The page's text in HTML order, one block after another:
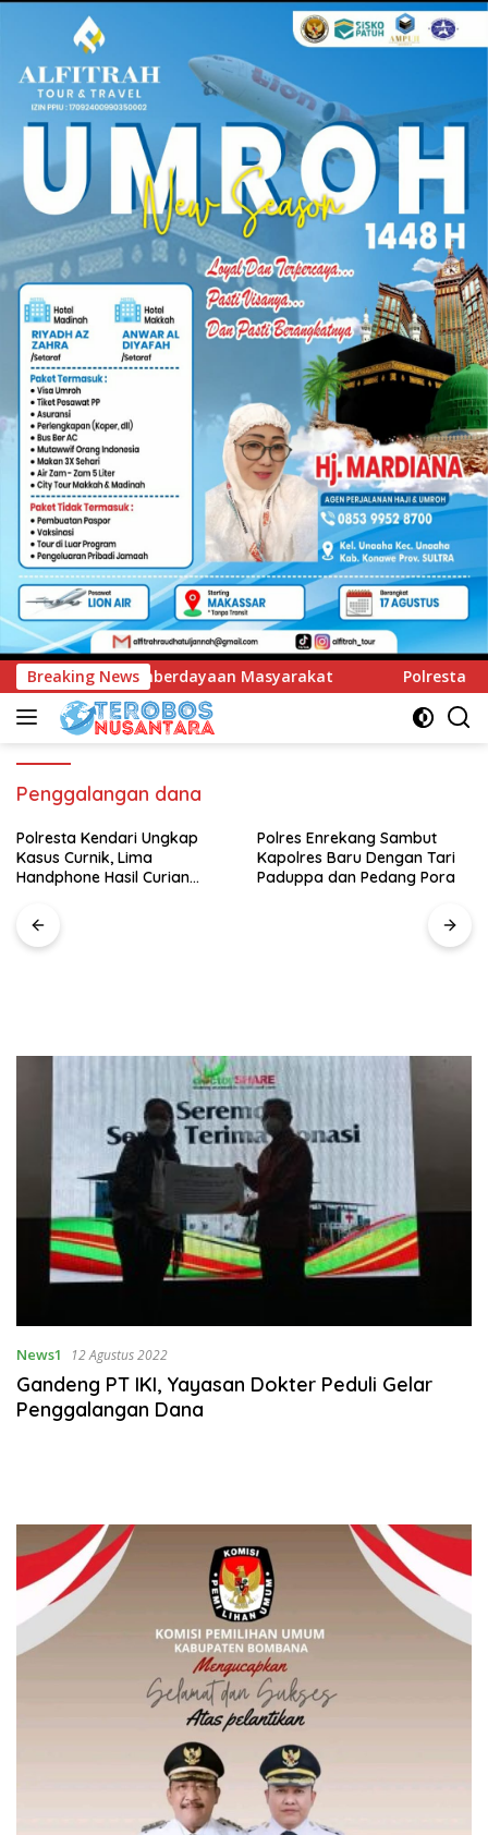
Breaking News
Masyarakat Polresta Kendari Ungkap Kasus
Penggalangan dana
Polresta Kendari Ungkap
Kasus Curnik, Lima
Handphone Hasil Curian
Polres Enrekang Sambut
Kapolres Baru Dengan Tari
Paduppa dan Pedang Pora
News1 12 Agustus 2022
Gandeng PT IKI, Yayasan Dokter Peduli Gelar
Penggalangan Dana